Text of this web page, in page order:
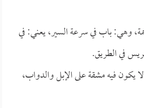
وهي: باب في سرعة السير، يعني: في
في الطريق.
يكون فيه مشقة على الإبل والدواب،